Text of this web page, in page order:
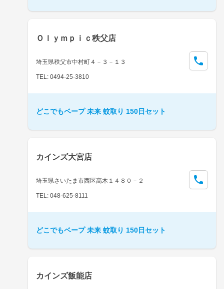
Ｏｌｙｍｐｉｃ秩父店
埼玉県秩父市中村町４－３－１３
TEL: 0494-25-3810
どこでもベープ 未来 蚊取り 150日セット
カインズ大宮店
埼玉県さいたま市西区高木１４８０－２
TEL: 048-625-8111
どこでもベープ 未来 蚊取り 150日セット
カインズ飯能店